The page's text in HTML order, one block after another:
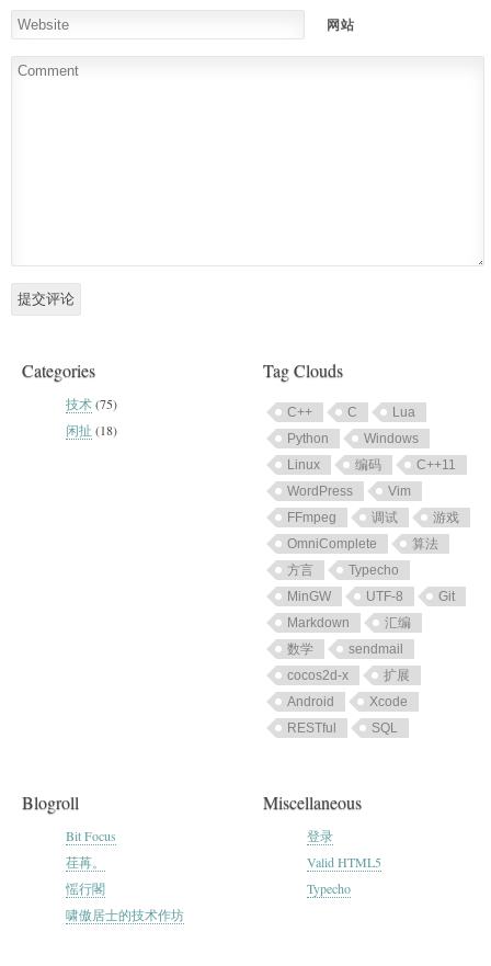
网站
Categories
技术(75)
闲扯 (18)
Tag Clouds
C++ C
Lua
Python
Windows
Linux
编码
C++11
WordPress
Vim
FFmpeg
调试
游戏
OmniComplete
算法
方言
Typecho
MinGW
UTF-8
Git
Markdown
汇编
数学
sendmail
cocos2d-x
扩展
Android
Xcode
RESTful
SQL
Blogroll
Bit Focus
荏苒。
愮行閣
啸傲居士的技术作坊
Miscellaneous
登录
Valid HTML5
Typecho